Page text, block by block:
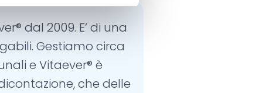
dal 2009. E’ di una
Gestiamo circa
e Vitaever® è
che delle